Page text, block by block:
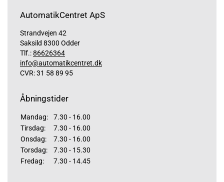
AutomatikCentret ApS
Strandvejen 42
Saksild 8300 Odder
Tlf.:86626364
info@automatikcentret.dk
CVR: 31 58 89 95
Åbningstider
Mandag:
7.30 - 16.00
Tirsdag:
7.30 - 16.00
Onsdag:
7.30 - 16.00
Torsdag:
7.30 - 15.30
Fredag:
7.30 - 14.45